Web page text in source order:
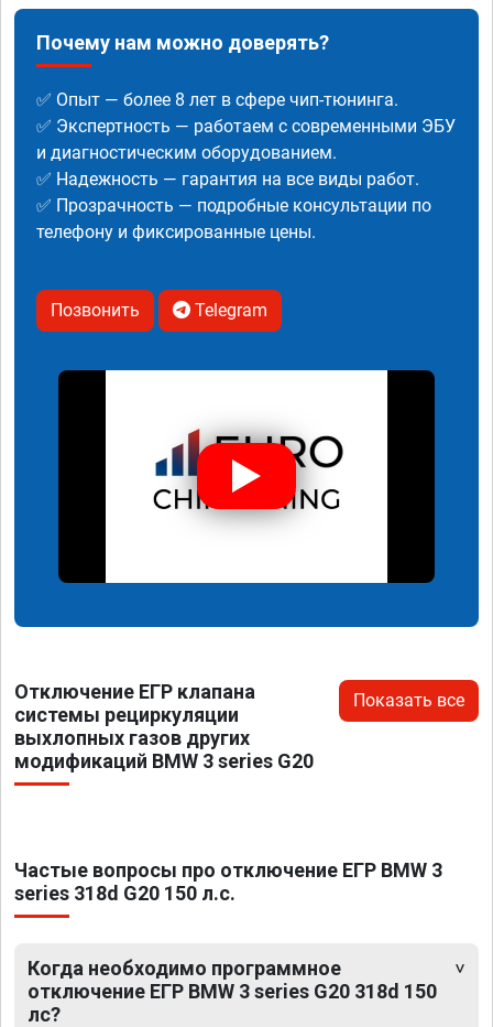
Почему нам можно доверять?
✅ Опыт — более 8 лет в сфере чип-тюнинга.
✅ Экспертность — работаем с современными ЭБУ
и диагностическим оборудованием.
✅ Надежность — гарантия на все виды работ.
✅ Прозрачность — подробные консультации по
телефону и фиксированные цены.
Позвонить Telegram
Отключение ЕГР клапана
системы рециркуляции
выхлопных газов других
модификаций BMW 3 series G20
Показать все
Частые вопросы про отключение ЕГР BMW 3
series 318d G20 150 л.с.
Когда необходимо программное
отключение ЕГР BMW 3 series G20 318d 150
лс?